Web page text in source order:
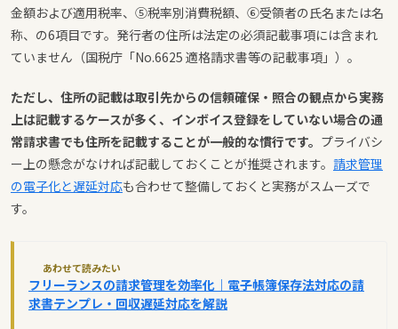
金額および適用税率、⑤税率別消費税額、⑥受領者の氏名または名
称、の6項目です。発行者の住所は法定の必須記載事項には含まれ
ていません（国税庁「No.6625 適格請求書等の記載事項」）。
ただし、住所の記載は取引先からの信頼確保・照合の観点から実務
上は記載するケースが多く、インボイス登録をしていない場合の通
常請求書でも住所を記載することが一般的な慣行です。 プライバシ
ー上の懸念がなければ記載しておくことが推奨されます。 請求管理
の電子化と遅延対応も合わせて整備しておくと実務がスムーズで
す。
あわせて読みたい
フリーランスの請求管理を効率化｜電子帳簿保存法対応の請
求書テンプレ・回収遅延対応を解説